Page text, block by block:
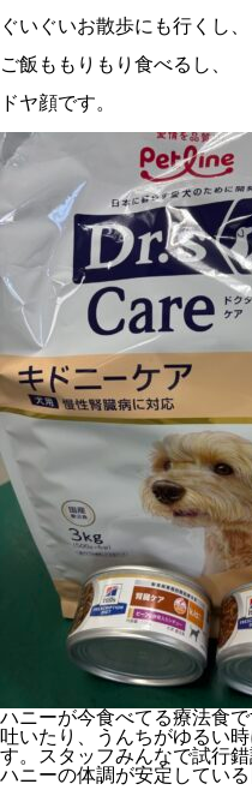
ぐいぐいお散歩にも行くし、
ご飯ももりもり食べるし、
ドヤ顔です。
ハニーが今食べてる療法食で
吐いたり、うんちがゆるい
す。スタッフみんなで試行錯
ハニーの体調が安定してい